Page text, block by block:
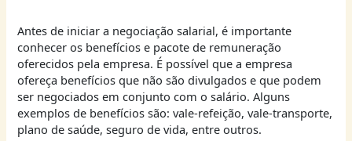
Antes de iniciar a negociação salarial, é importante
conhecer os benefícios e pacote de remuneração
oferecidos pela empresa. É possível que a empresa
ofereça benefícios que não são divulgados e que podem
ser negociados em conjunto com o salário. Alguns
exemplos de benefícios são: vale-refeição, vale-transporte,
plano de saúde, seguro de vida, entre outros.